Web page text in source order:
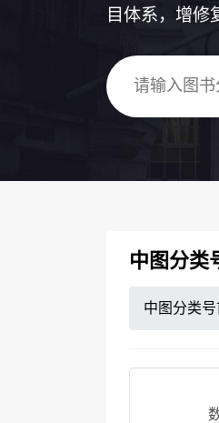
目体系，增修
中图分类
中图分类号